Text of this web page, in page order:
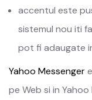
accentul este
sistemul nou iti
pot fi adaugate
Yahoo Messenger
pe Web si in Yahoo